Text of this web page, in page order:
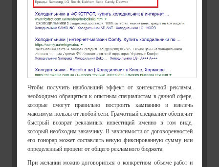
Чтобы получить наибольший эффект от контекстной рекламы,
необходимо обращаться к опытным специалистам в данной сфере,
которые смогут правильно построить кампанию и извлечь
максимум пользы от любой сети. Грамотный специалист обеспечит
быстрый возврат рекламных инвестиций именно в том виде,
который необходим заказчику. В зависимости от договоренностей
его гонорар может составлять некую фиксированную сумму или
определенный процент от общего рекламного бюджета.
При желании можно договориться о конкретном объеме работ и